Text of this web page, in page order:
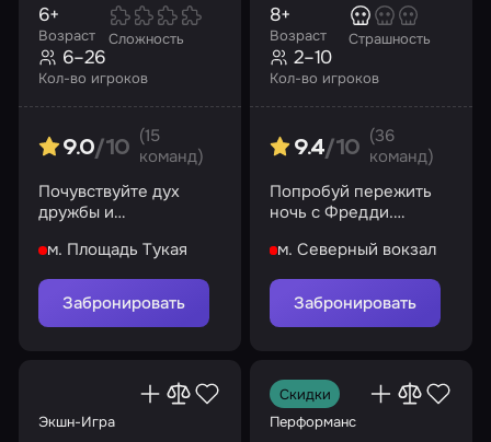
Возраст
6+
Сложность
Кол-во игроков
6–26
9.0/10
(15
команд)
Почувствуйте дух
дружбы и
начнется игра!
м. Площадь Тукая
Забронировать
Возраст
8+
Страшность
Кол-во игроков
2–10
9.4/10
(36
команд)
Попробуй пережить
ночь с Фредди.
будет!
м. Северный вокзал
Забронировать
Экшн-Игра
Скидки
Перформанс